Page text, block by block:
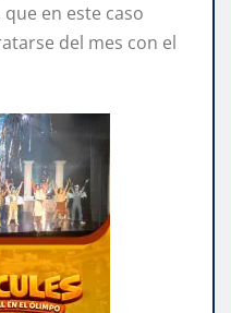
en este caso
del mes con el